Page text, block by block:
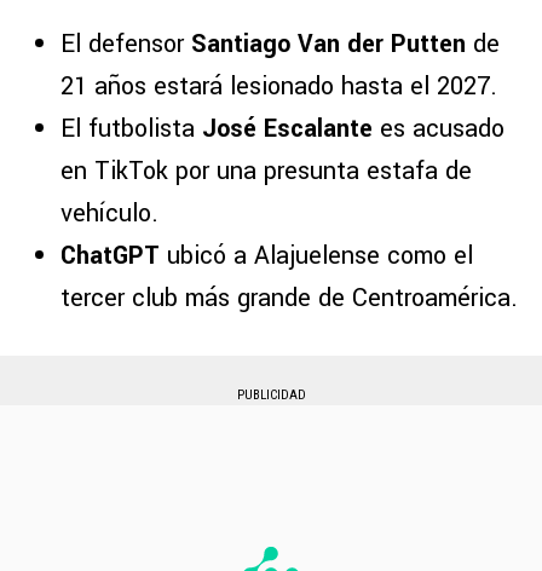
El defensor Santiago Van der Putten de
21 años estará lesionado hasta el 2027.
El futbolista José Escalante es acusado
en TikTok por una presunta estafa de
vehículo.
ChatGPT ubicó a Alajuelense como el
tercer club más grande de Centroamérica.
PUBLICIDAD